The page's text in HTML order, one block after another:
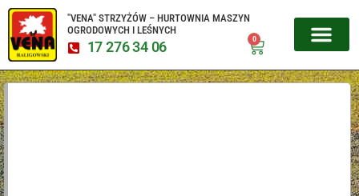
"VENA" STRZYŻÓW – HURTOWNIA MASZYN
OGRODOWYCH I LEŚNYCH
17 276 34 06
0